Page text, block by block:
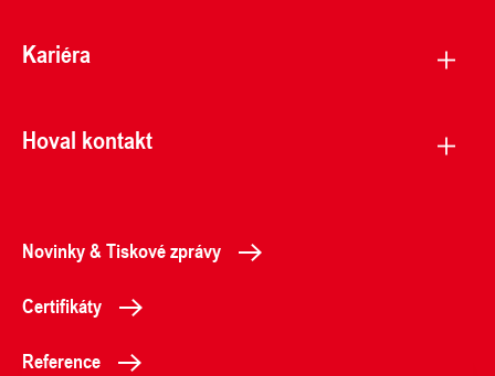
Kariéra
Hoval kontakt
Novinky & Tiskové zprávy
Certifikáty
Reference